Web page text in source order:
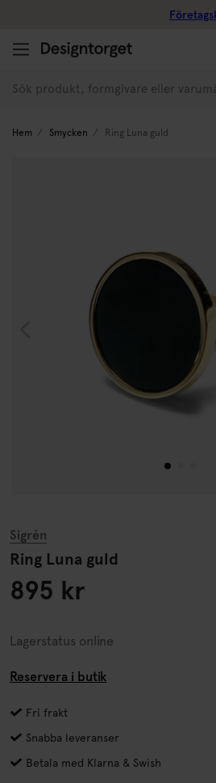
Företagskund
Hem Smycken Ring Luna guld
Sigrén
Ring Luna guld
895 kr
Lagerstatus online
Reservera i butik
Fri frakt
Snabba leveranser
Betala med Klarna & Swish